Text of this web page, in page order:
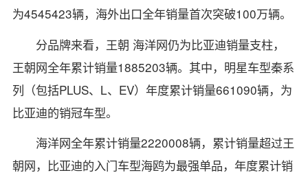
为4545423辆，海外出口全年销量首次突破100万辆。
分品牌来看，王朝 海洋网仍为比亚迪销量支柱，
王朝网全年累计销量1885203辆。其中，明星车型秦系
列（包括PLUS、L、EV）年度累计销量661090辆，为
比亚迪的销冠车型。
海洋网全年累计销量2220008辆，累计销量超过王
朝网，比亚迪的入门车型海鸥为最强单品，年度累计销